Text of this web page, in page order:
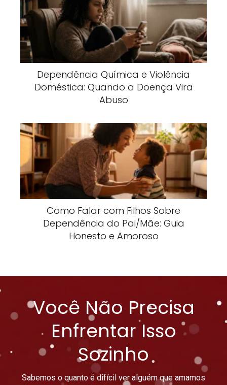
Dependência Química e Violência
Doméstica: Quando a Doença Vira
Abuso
Como Falar com Filhos Sobre
Dependência do Pai/Mãe: Guia
Honesto e Amoroso
Você Não Precisa
Enfrentar Isso
Sozinho
Sabemos o quanto é difícil ver alguém que amamos